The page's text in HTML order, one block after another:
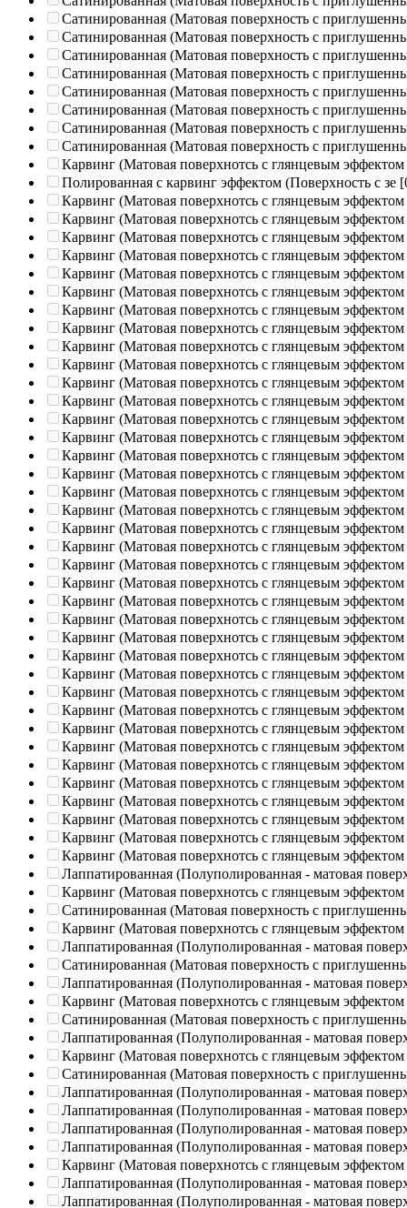
Сатинированная (Матовая поверхность с
Сатинированная (Матовая поверхность с
Сатинированная (Матовая поверхность с
Сатинированная (Матовая поверхность с
Сатинированная (Матовая поверхность с
Сатинированная (Матовая поверхность с
Сатинированная (Матовая поверхность с
Сатинированная (Матовая поверхность с
Карвинг (Матовая поверхнотсь с глянцевым эффектом
Полированная c карвинг эффектом (Поверхность с зе
Карвинг (Матовая поверхнотсь с глянцевым эффектом
Карвинг (Матовая поверхнотсь с глянцевым эффектом
Карвинг (Матовая поверхнотсь с глянцевым эффектом
Карвинг (Матовая поверхнотсь с глянцевым эффектом
Карвинг (Матовая поверхнотсь с глянцевым эффектом
Карвинг (Матовая поверхнотсь с глянцевым эффектом
Карвинг (Матовая поверхнотсь с глянцевым эффектом
Карвинг (Матовая поверхнотсь с глянцевым эффектом
Карвинг (Матовая поверхнотсь с глянцевым эффектом
Карвинг (Матовая поверхнотсь с глянцевым эффектом
Карвинг (Матовая поверхнотсь с глянцевым эффектом
Карвинг (Матовая поверхнотсь с глянцевым эффектом
Карвинг (Матовая поверхнотсь с глянцевым эффектом
Карвинг (Матовая поверхнотсь с глянцевым эффектом
Карвинг (Матовая поверхнотсь с глянцевым эффектом
Карвинг (Матовая поверхнотсь с глянцевым эффектом
Карвинг (Матовая поверхнотсь с глянцевым эффектом
Карвинг (Матовая поверхнотсь с глянцевым эффектом
Карвинг (Матовая поверхнотсь с глянцевым эффектом
Карвинг (Матовая поверхнотсь с глянцевым эффектом
Карвинг (Матовая поверхнотсь с глянцевым эффектом
Карвинг (Матовая поверхнотсь с глянцевым эффектом
Карвинг (Матовая поверхнотсь с глянцевым эффектом
Карвинг (Матовая поверхнотсь с глянцевым эффектом
Карвинг (Матовая поверхнотсь с глянцевым эффектом
Карвинг (Матовая поверхнотсь с глянцевым эффектом
Карвинг (Матовая поверхнотсь с глянцевым эффектом
Карвинг (Матовая поверхнотсь с глянцевым эффектом
Карвинг (Матовая поверхнотсь с глянцевым эффектом
Карвинг (Матовая поверхнотсь с глянцевым эффектом
Карвинг (Матовая поверхнотсь с глянцевым эффектом
Карвинг (Матовая поверхнотсь с глянцевым эффектом
Карвинг (Матовая поверхнотсь с глянцевым эффектом
Карвинг (Матовая поверхнотсь с глянцевым эффектом
Карвинг (Матовая поверхнотсь с глянцевым эффектом
Карвинг (Матовая поверхнотсь с глянцевым эффектом
Карвинг (Матовая поверхнотсь с глянцевым эффектом
Лаппатированная (Полуполированная - матовая
Карвинг (Матовая поверхнотсь с глянцевым эффектом
Сатинированная (Матовая поверхность с
Карвинг (Матовая поверхнотсь с глянцевым эффектом
Лаппатированная (Полуполированная - матовая
Сатинированная (Матовая поверхность с
Лаппатированная (Полуполированная - матовая
Карвинг (Матовая поверхнотсь с глянцевым эффектом
Сатинированная (Матовая поверхность с
Лаппатированная (Полуполированная - матовая
Карвинг (Матовая поверхнотсь с глянцевым эффектом
Сатинированная (Матовая поверхность с
Лаппатированная (Полуполированная - матовая
Лаппатированная (Полуполированная - матовая
Лаппатированная (Полуполированная - матовая
Лаппатированная (Полуполированная - матовая
Карвинг (Матовая поверхнотсь с глянцевым эффектом
Лаппатированная (Полуполированная - матовая
Лаппатированная (Полуполированная - матовая